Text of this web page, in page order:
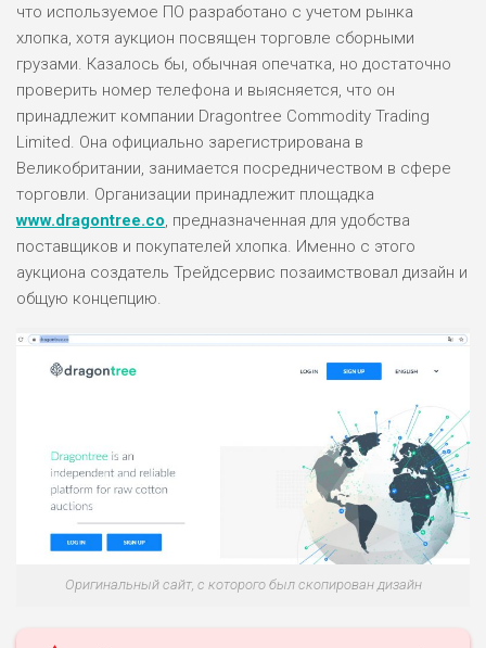
что используемое ПО разработано с учетом рынка
хлопка, хотя аукцион посвящен торговле сборными
грузами. Казалось бы, обычная опечатка, но достаточно
проверить номер телефона и выясняется, что он
принадлежит компании Dragontree Commodity Trading
Limited. Она официально зарегистрирована в
Великобритании, занимается посредничеством в сфере
торговли. Организации принадлежит площадка
www.dragontree.co , предназначенная для удобства
поставщиков и покупателей хлопка. Именно с этого
аукциона создатель Трейдсервис позаимствовал дизайн и
общую концепцию.
Оригинальный сайт, с которого был скопирован дизайн